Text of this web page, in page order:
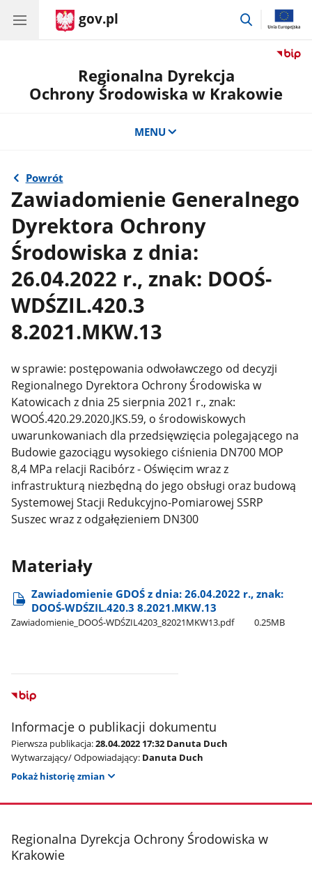
gov.pl
przejdź
Regionalna Dyrekcja
Ochrony Środowiska w Krakowie
MENU
Powrót
Zawiadomienie Generalnego
Dyrektora Ochrony
Środowiska z dnia:
26.04.2022 r., znak: DOOŚ-
WDŚZIL.420.3
8.2021.MKW.13
w sprawie: postępowania odwoławczego od decyzji
Regionalnego Dyrektora Ochrony Środowiska w
Katowicach z dnia 25 sierpnia 2021 r., znak:
WOOŚ.420.29.2020.JKS.59, o środowiskowych
uwarunkowaniach dla przedsięwzięcia polegającego na
Budowie gazociągu wysokiego ciśnienia DN700 MOP
8,4 MPa relacji Racibórz - Oświęcim wraz z
infrastrukturą niezbędną do jego obsługi oraz budową
Systemowej Stacji Redukcyjno-Pomiarowej SSRP
Suszec wraz z odgałęzieniem DN300
Materiały
Zawiadomienie GDOŚ z dnia: 26.04.2022 r., znak:
DOOŚ-WDŚZIL.420.3 8.2021.MKW.13
Zawiadomienie​_DOOŚ-WDŚZIL4203​_82021MKW13.pdf 0.25MB
Informacje o publikacji dokumentu
Pierwsza publikacja:28.04.2022 17:32 Danuta Duch
Wytwarzający/ Odpowiadający: Danuta Duch
Pokaż historię zmian
stopka
Regionalna Dyrekcja Ochrony Środowiska w
Krakowie